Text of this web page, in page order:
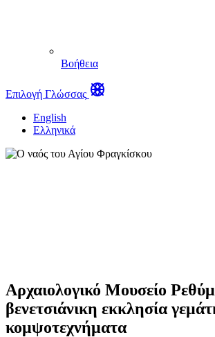
Βοήθεια
Επιλογή Γλώσσας
English
Ελληνικά
Αρχαιολογικό Μουσείο
βενετσιάνικη εκκλησία
κομψοτεχνήματα